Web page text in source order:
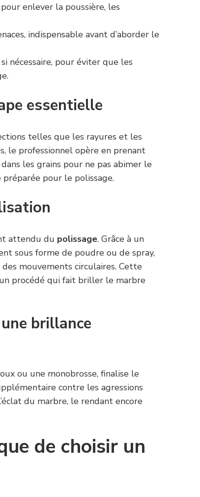
pour enlever la poussière, les
indispensable avant d’aborder le
nécessaire, pour éviter que les
essentielle
telles que les rayures et les
le professionnel opère en prenant
dans les grains pour ne pas abimer le
pour le polissage.
attendu du polissage. Grâce à un
sous forme de poudre ou de spray,
mouvements circulaires. Cette
procédé qui fait briller le marbre
brillance
ou une monobrosse, finalise le
contre les agressions
du marbre, le rendant encore
de choisir un